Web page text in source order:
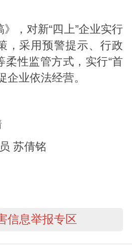
，对新“四上”企业实行
，采用预警提示、行政
柔性监管方式，实行“首
企业依法经营。
苏倩铭
信息举报专区